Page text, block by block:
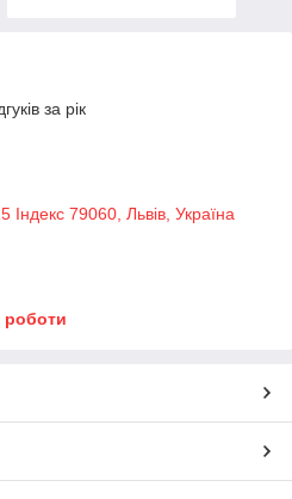
за рік
Індекс 79060, Львів, Україна
роботи